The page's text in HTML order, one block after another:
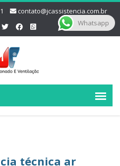
contato@jcassistencia.com.br
técnica ar
Whatsapp